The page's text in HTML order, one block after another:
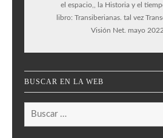
el espacio,, la Historia y el
libro: Transiberianas. tal vez
Visión Net. mayo 2022
BUSCAR EN LA WEB
Buscar: